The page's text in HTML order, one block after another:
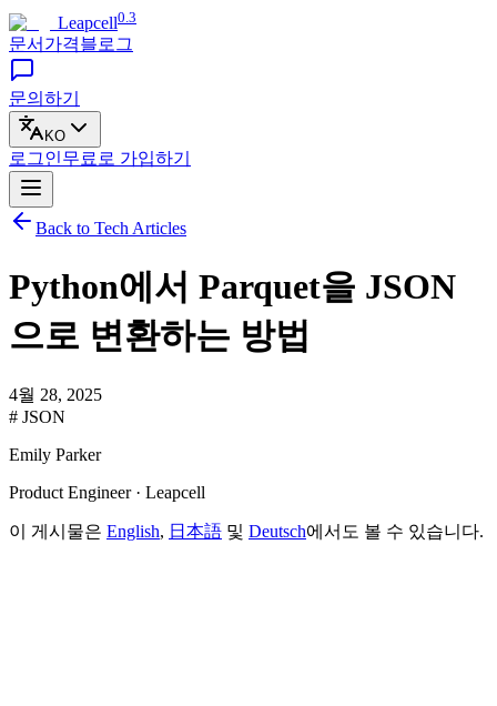
Leapcell0.3
문서 가격블로그
문의하기
KO
로그인무료로 가입하기
Back to Tech Articles
Python에서 Parquet을 JSON
으로 변환하는 방법
4월 28, 2025
# JSON
Emily Parker
Product Engineer · Leapcell
이 게시물은 English, 日本語 및 Deutsch에서도 볼 수 있습니다.